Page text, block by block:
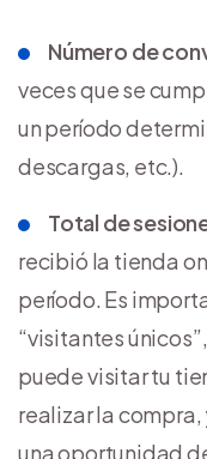
Número de
veces que se
un período
descargas, etc.).
Total de
recibió la tienda
período. Es
“visitantes
puede visitar tu
realizar la compra,
una oportunidad